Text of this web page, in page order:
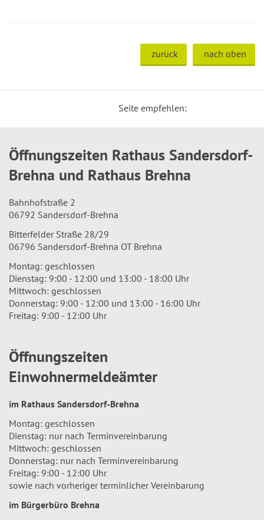
zurück nach oben
Seite empfehlen:
Öffnungszeiten Rathaus Sandersdorf-
Brehna und Rathaus Brehna
Bahnhofstraße 2
06792 Sandersdorf-Brehna
Bitterfelder Straße 28/29
06796 Sandersdorf-Brehna OT Brehna
Montag: geschlossen
Dienstag: 9:00 - 12:00 und 13:00 - 18:00 Uhr
Mittwoch: geschlossen
Donnerstag: 9:00 - 12:00 und 13:00 - 16:00 Uhr
Freitag: 9:00 - 12:00 Uhr
Öffnungszeiten
Einwohnermeldeämter
im Rathaus Sandersdorf-Brehna
Montag: geschlossen
Dienstag: nur nach Terminvereinbarung
Mittwoch: geschlossen
Donnerstag: nur nach Terminvereinbarung
Freitag: 9:00 - 12:00 Uhr
sowie nach vorheriger terminlicher Vereinbarung
im Bürgerbüro Brehna